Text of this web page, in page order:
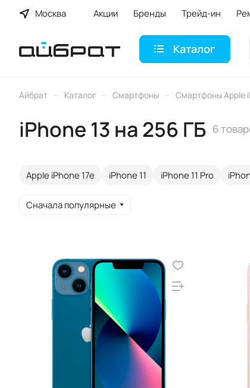
Москва Акции Бренды Трейд-ин
Каталог
Айбрат – Каталог – Смартфоны – Смартфоны Apple
iPhone 13 на 256 ГБ 6
Apple iPhone 17e iPhone 11 iPhone 11 Pro
Сначала популярные